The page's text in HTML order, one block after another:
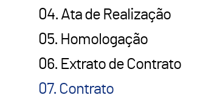
04. Ata de Realização
05. Homologação
06. Extrato de Contrato
07. Contrato